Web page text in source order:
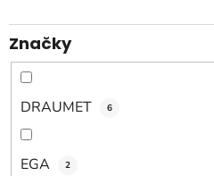
k
t
o
Značky
DRAUMET 6
EGA 2